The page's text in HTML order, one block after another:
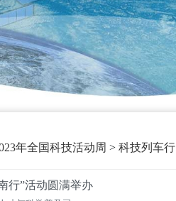
年全国科技活动周 > 科技列车行
行”活动圆满举办